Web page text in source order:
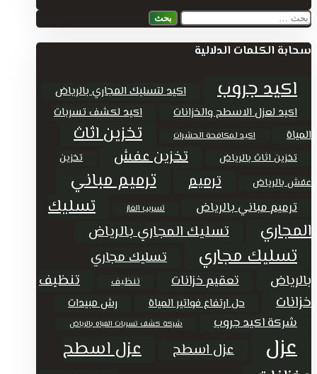
البحث
سحابة الكلمات الدلالية
اكيد جروب اكيد لتسليك المجاري بالرياض
اكيد لعزل الاسطح والخزانات
اكيد لكشف تسربات
المياة
اكيد لمكافحة الحشرات تخزين اثاث
تخزين اثاث بالرياض تخزين عفش
تخزين
عفش بالرياض
ترميم ترميم مباني
ترميم مباني بالرياض تسريب الغاز
تسليك
المجاري
تسليك المجاري بالرياض
تسليك مجاري
تسليك مجاري
بالرياض
تعقيم خزانات تنظيف
تنظيف
خزانات
حل ارتفاع فواتير المياة رش مبيدات
شركة اكيد جروب شركة كشف تسربات المياه بالرياض
عزل عزل اسطح
عزل اسطح